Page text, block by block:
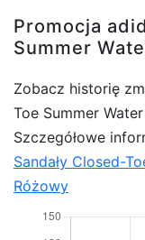
Promocja
Summer
Zobacz historię
Toe Summer
Szczegółowe
Sandały Closed-
Różowy